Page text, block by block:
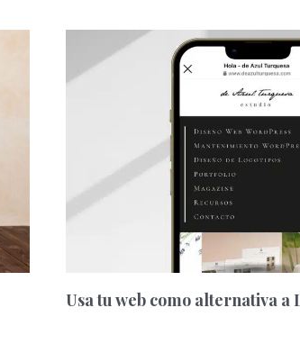
Usa tu web como alternativa a